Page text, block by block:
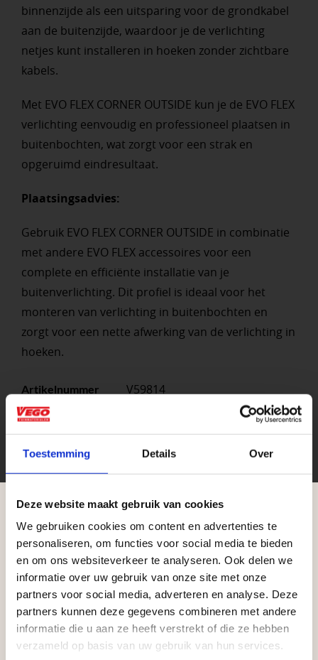
Toestemming Details Over
Deze website maakt gebruik van cookies
We gebruiken cookies om content en advertenties te
personaliseren, om functies voor social media te bieden
en om ons websiteverkeer te analyseren. Ook delen we
informatie over uw gebruik van onze site met onze
partners voor social media, adverteren en analyse. Deze
partners kunnen deze gegevens combineren met andere
informatie die u aan ze heeft verstrekt of die ze hebben
verzameld op basis van uw gebruik van hun services.
binnenzijde als een uitsparing voor de grondkabel
aan de buitenzijde, waardoor je de verlichting
netjes kunt installeren in hoeken zonder zichtbare
kabels.
Met EVO FLEX CORNER OUTSIDE kun je de EVO FLEX
verlichting eenvoudig en professioneel plaatsen in
buitenbochten, wat zorgt voor een strak en
opgeruimd eindresultaat.
Plaatsingsadvies:
Gebruik EVO FLEX CORNER OUTSIDE in combinatie
met andere EVO FLEX accessoires voor een
complete en efficiënte installatie van je
buitenverlichting. Dit profiel is ideaal voor het
monteren van verlichting in buitenbochten en
zorgt voor een nette afwerking van de verlichting in
hoeken.
Artikelnummer V59814
Stuks per eenheid
stuk
Zakelijke klant worden
Vego Tuinmaterialen is de meest geschikte partner
Aangepaste openingstijden tijdens de
vakantieperiode
Waardenburg en Vego Dordrecht hanteren tijdens
de vakantieperiode aangepaste openingstijden op
zaterdag. Bekijk de vestigingspagina voor de
actuele openingstijden.